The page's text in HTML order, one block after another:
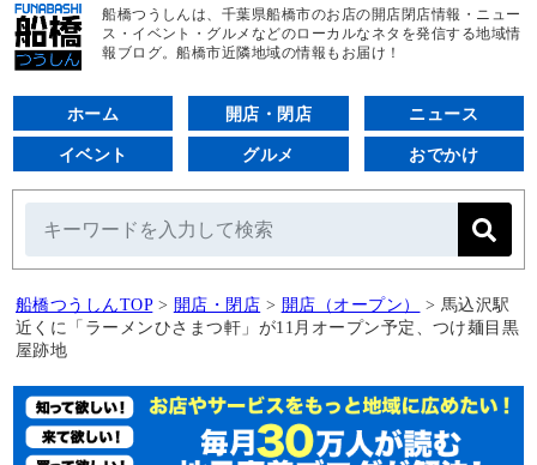
船橋つうしんは、千葉県船橋市のお店の開店閉店情報・ニュー
ス・イベント・グルメなどのローカルなネタを発信する地域情
報ブログ。船橋市近隣地域の情報もお届け！
ホーム 開店・閉店 ニュース
イベント グルメ おでかけ
船橋つうしんTOP > 開店・閉店 > 開店（オープン） > 馬込沢駅
近くに「ラーメンひさまつ軒」が11月オープン予定、つけ麺目黒
屋跡地